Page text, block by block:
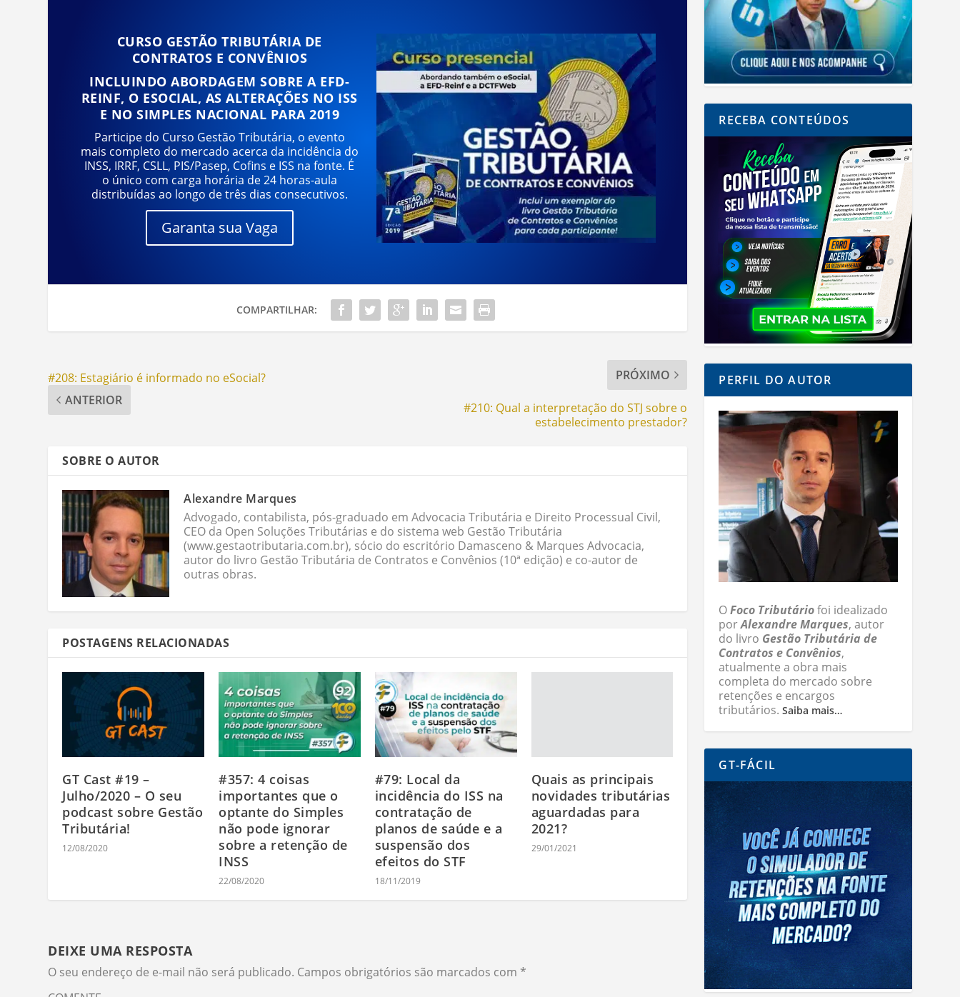
CURSO GESTÃO TRIBUTÁRIA DE
CONTRATOS E CONVÊNIOS
INCLUINDO ABORDAGEM SOBRE A EFD-
REINF, O ESOCIAL, AS ALTERAÇÕES NO ISS
E NO SIMPLES NACIONAL PARA 2019
Participe do Curso Gestão Tributária, o evento
mais completo do mercado acerca da incidência do
INSS, IRRF, CSLL, PIS/Pasep, Cofins e ISS na fonte. É
o único com carga horária de 24 horas-aula
distribuídas ao longo de três dias consecutivos.
Garanta sua Vaga
COMPARTILHAR:
#208: Estagiário é informado no eSocial?
ANTERIOR
PRÓXIMO
#210: Qual a interpretação do STJ sobre o
estabelecimento prestador?
SOBRE O AUTOR
Alexandre Marques
Advogado, contabilista, pós-graduado em Advocacia Tributária e Direito Processual Civil,
CEO da Open Soluções Tributárias e do sistema web Gestão Tributária
(www.gestaotributaria.com.br), sócio do escritório Damasceno & Marques Advocacia,
autor do livro Gestão Tributária de Contratos e Convênios (10ª edição) e co-autor de
outras obras.
POSTAGENS RELACIONADAS
GT Cast #19 –
Julho/2020 – O seu
podcast sobre Gestão
Tributária!
12/08/2020
#357: 4 coisas
importantes que o
optante do Simples
não pode ignorar
sobre a retenção de
INSS
22/08/2020
#79: Local da
incidência do ISS na
contratação de
planos de saúde e a
suspensão dos
efeitos do STF
18/11/2019
Quais as principais
novidades tributárias
aguardadas para
2021?
29/01/2021
DEIXE UMA RESPOSTA
O seu endereço de e-mail não será publicado. Campos obrigatórios são marcados com *
RECEBA CONTEÚDOS
PERFIL DO AUTOR
OFoco Tributáriofoi idealizado
porAlexandre Marques, autor
do livro Gestão Tributária de
Contratos e Convênios,
atualmente a obra mais
completa do mercado sobre
retenções e encargos
tributários.Saiba mais…
GT-FÁCIL